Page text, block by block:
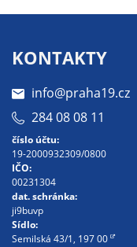
KONTAKTY
info@praha19.cz
284 08 08 11
číslo účtu:
19-2000932309/0800
IČO:
00231304
dat. schránka:
ji9buvp
Sídlo:
Semilská 43/1, 197 00
údaje. Pokud
souhlas, nebudete
a reklam
přizpůsobených